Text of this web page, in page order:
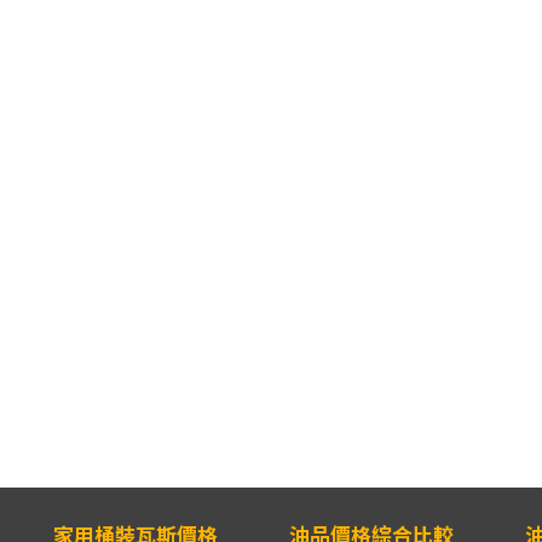
家用桶裝瓦斯價格 油品價格綜合比較